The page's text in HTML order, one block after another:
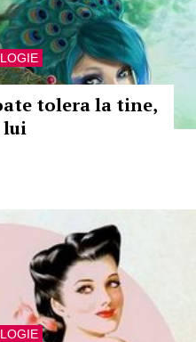
tolera la tine,
lui